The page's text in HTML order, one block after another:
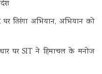
तिरंगा अभियान, अभियान को
पर SIT ने हिमाचल के मनोज